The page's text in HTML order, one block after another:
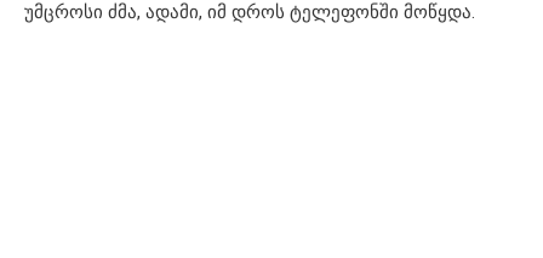
უმცროსი ძმა, ადამი, იმ დროს ტელეფონში მოწყდა.